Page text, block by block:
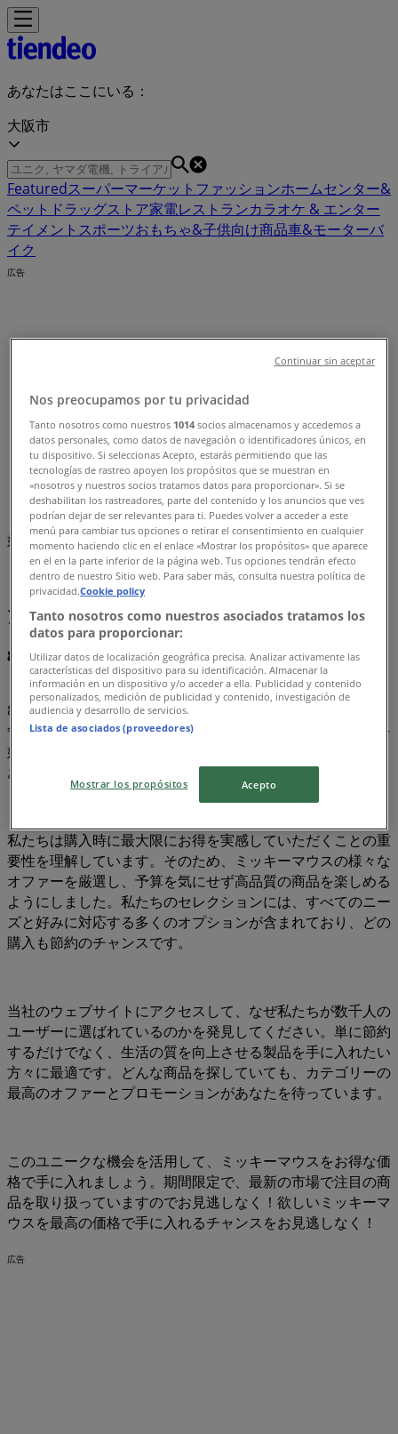
あなたはここにいる：
大阪市
Featuredスーパーマーケット ファッションホームセンター&
ペット ドラッグストア家電レストランカラオケ & エンター
テイメント スポーツおもちゃ&子供向け商品車&モーターバ
イク
広告
ミッキーマウス：カタログ、クーポ
ン、バーゲン、セール (0)
Tiendeo»
オファー»
ミッキーマウス
まもなく ミッキーマウス のカタログ・クーポンの掲載を開
始！
ミッキーマウス, オファーを全てあな
たの手に
8月 2026のミッキーマウスの最高のオファーを見逃すな！
8月 2026のこの月、私たちはペルー全土で最も魅力的で競
争力のあるミッキーマウスのオファーをご提供できることを
嬉しく思います。Tiendeoでは、カテゴリーで必要な商品を
お求めやすい価格でご提供することを目指しています。
私たちは購入時に最大限にお得を実感していただくことの重
要性を理解しています。そのため、ミッキーマウスの様々な
オファーを厳選し、予算を気にせず高品質の商品を楽しめる
ようにしました。私たちのセレクションには、すべてのニー
ズと好みに対応する多くのオプションが含まれており、どの
購入も節約のチャンスです。
当社のウェブサイトにアクセスして、なぜ私たちが数千人の
ユーザーに選ばれているのかを発見してください。単に節約
するだけでなく、生活の質を向上させる製品を手に入れたい
方々に最適です。どんな商品を探していても、カテゴリーの
最高のオファーとプロモーションがあなたを待っています。
このユニークな機会を活用して、ミッキーマウスをお得な価
格で手に入れましょう。期間限定で、最新の市場で注目の商
品を取り扱っていますのでお見逃しなく！欲しいミッキーマ
ウスを最高の価格で手に入れるチャンスをお見逃しなく！
広告
Nos preocupamos por tu privacidad
Tanto nosotros como nuestros 1014 socios almacenamos y accedemos a
datos personales, como datos de navegación o identificadores únicos, en
tu dispositivo. Si seleccionas Acepto, estarás permitiendo que las
tecnologías de rastreo apoyen los propósitos que se muestran en
«nosotros y nuestros socios tratamos datos para proporcionar». Si se
deshabilitan los rastreadores, parte del contenido y los anuncios que ves
podrían dejar de ser relevantes para ti. Puedes volver a acceder a este
menú para cambiar tus opciones o retirar el consentimiento en cualquier
momento haciendo clic en el enlace «Mostrar los propósitos» que aparece
en el en la parte inferior de la página web. Tus opciones tendrán efecto
dentro de nuestro Sitio web. Para saber más, consulta nuestra política de
privacidad.Cookie policy
Tanto nosotros como nuestros asociados tratamos los
datos para proporcionar:
Utilizar datos de localización geográfica precisa. Analizar activamente las
características del dispositivo para su identificación. Almacenar la
información en un dispositivo y/o acceder a ella. Publicidad y contenido
personalizados, medición de publicidad y contenido, investigación de
audiencia y desarrollo de servicios.
Lista de asociados (proveedores)
Mostrar los propósitos Acepto
Continuar sin aceptar